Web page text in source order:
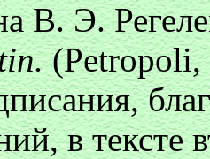
Β. Э.
(Petropoli,
в тексте